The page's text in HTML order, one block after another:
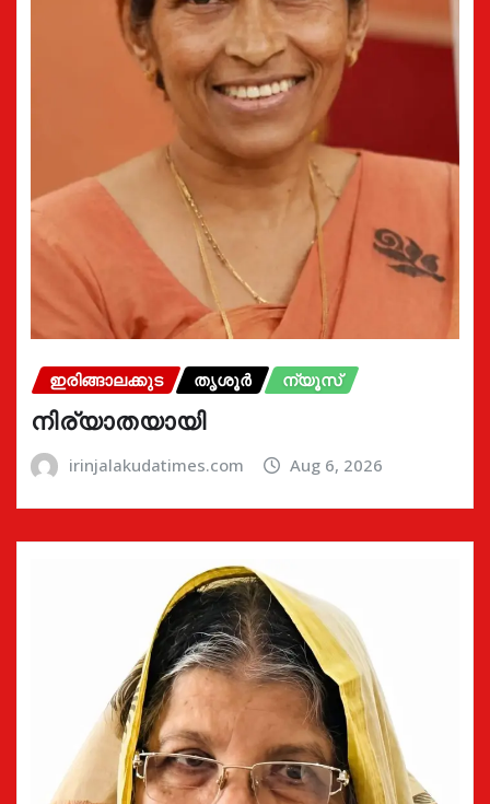
ഇരിങ്ങാലക്കുട തൃശൂർ ന്യൂസ്
നിര്യാതയായി
irinjalakudatimes.com Aug 6, 2026